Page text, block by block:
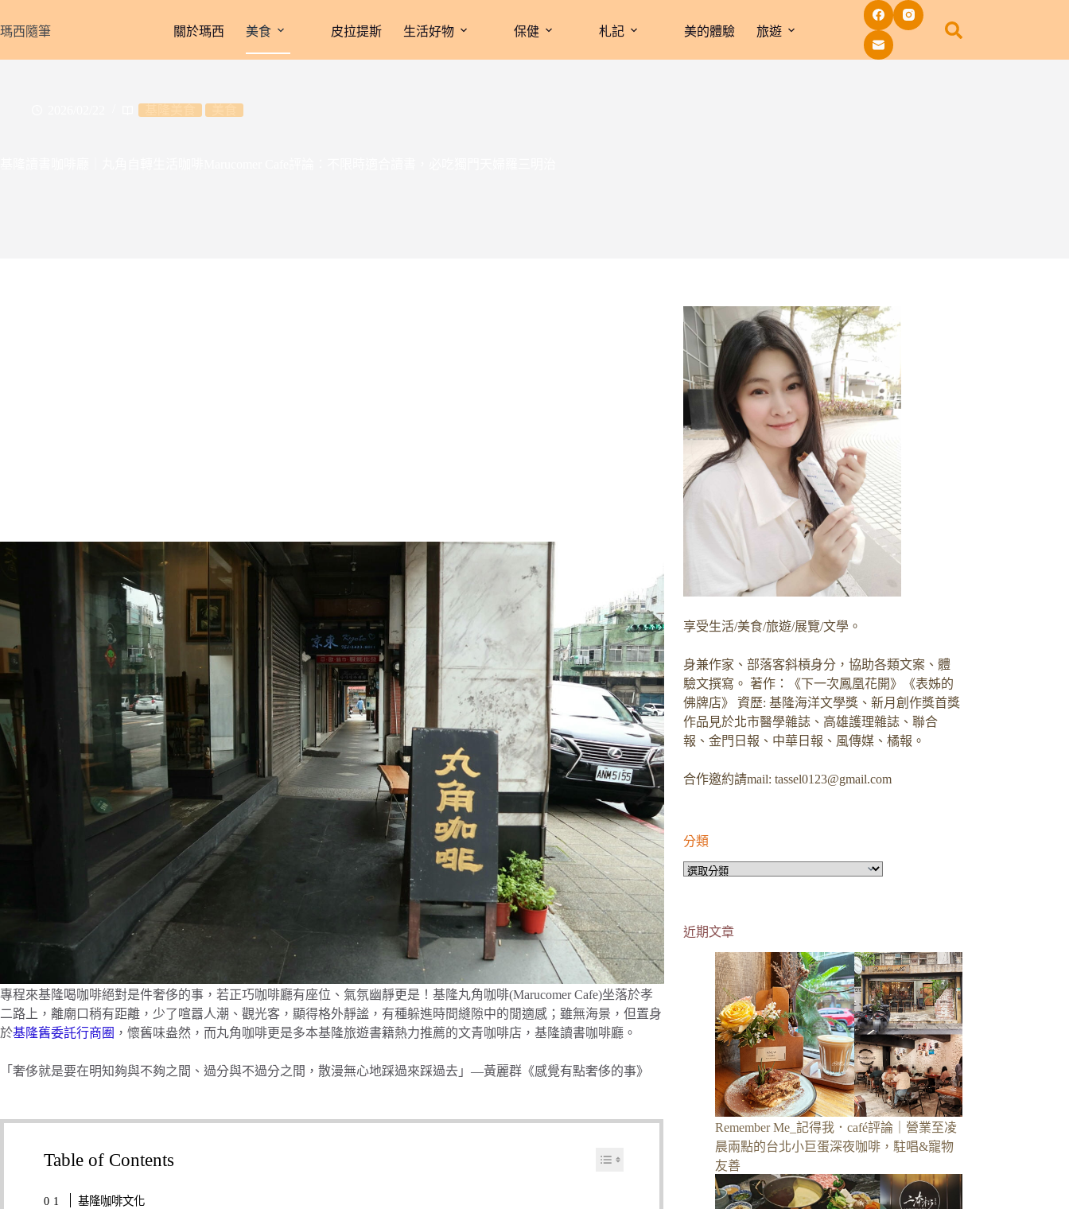
至
瑪西隨筆 關於瑪西 美食 皮拉提斯 生活好物 保健 札記 美的體驗 旅遊
專程來基隆喝咖啡絕對是件奢侈的事，若正巧咖啡廳有座位、氣氛幽靜更是！基隆丸角咖啡(Marucomer Cafe)坐落於孝
二路上，離廟口稍有距離，少了喧囂人潮、觀光客，顯得格外靜謐，有種躲進時間縫隙中的閒適感；雖無海景，但置身
於基隆舊委託行商圈 ，懷舊味盎然，而丸角咖啡更是多本基隆旅遊書籍熱力推薦的文青咖啡店，基隆讀書咖啡廳。
「奢侈就是要在明知夠與不夠之間、過分與不過分之間，散漫無心地踩過來踩過去」—黃麗群《感覺有點奢侈的事》
Table of Contents
基隆咖啡文化
享受生活/美食/旅遊/展覽/文學。
身兼作家、部落客斜槓身分，協助各類文案、體
驗文撰寫。 著作：《下一次鳳凰花開》《表姊的
佛牌店》 資歷: 基隆海洋文學獎、新月創作獎首獎
作品見於北市醫學雜誌、高雄護理雜誌、聯合
報、金門日報、中華日報、風傳媒、橘報。
合作邀約請mail: tassel0123@gmail.com
分類
分
近期文章
Remember Me_記得我．café評論｜營業至凌
晨兩點的台北小巨蛋深夜咖啡，駐唱&寵物
友善